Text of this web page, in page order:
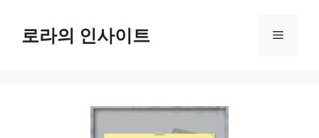
로라의 인사이트 메